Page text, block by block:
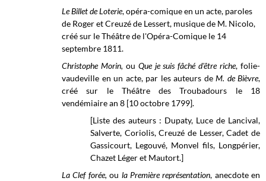
Le Billet de Loterie, opéra-comique en un acte, paroles
de Roger et Creuzé de Lessert, musique de M. Nicolo,
créé sur leThéâtre de l'Opéra-Comique le 14
septembre 1811.
Christophe Morin, ou Que je suis fâché d'être riche, folie-
vaudeville en un acte, par les auteurs de M. de Bièvre,
créé sur le Théâtre des Troubadours le 18
vendémiaire an 8 [10 octobre 1799].
[Liste des auteurs : Dupaty, Luce de Lancival,
Salverte, Coriolis, Creuzé de Lesser, Cadet de
Gassicourt, Legouvé, Monvel fils, Longpérier,
Chazet Léger et Mautort.]
La Clef forée, ou la Première représentation, anecdote en